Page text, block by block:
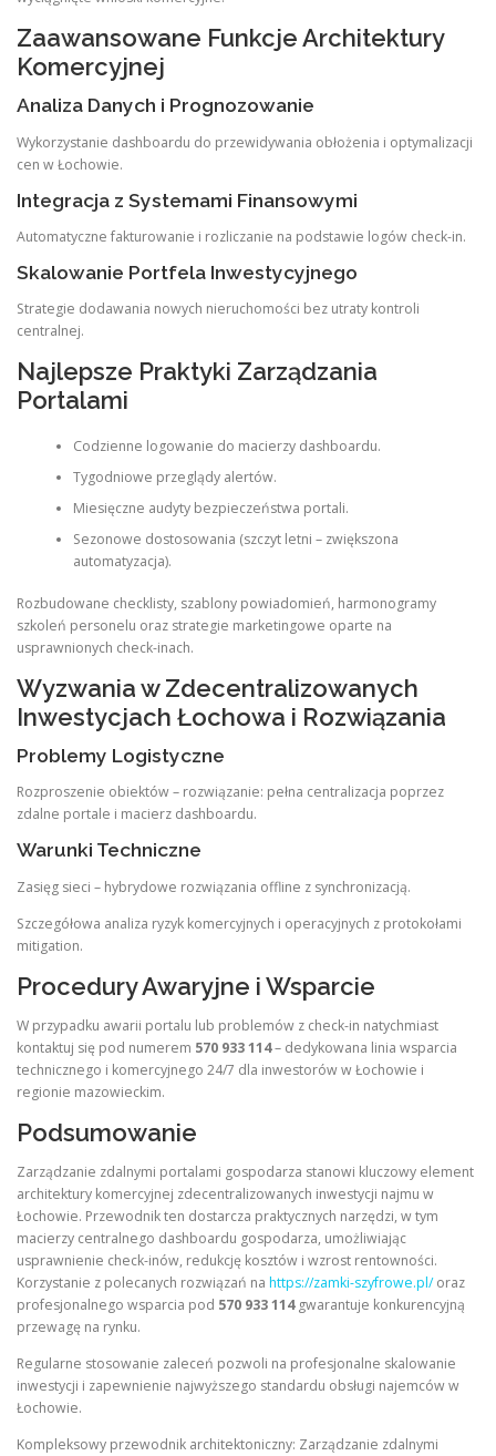
Zaawansowane Funkcje Architektury
Komercyjnej
Analiza Danych i Prognozowanie
Wykorzystanie dashboardu do przewidywania obłożenia i optymalizacji
cen w Łochowie.
Integracja z Systemami Finansowymi
Automatyczne fakturowanie i rozliczanie na podstawie logów check-in.
Skalowanie Portfela Inwestycyjnego
Strategie dodawania nowych nieruchomości bez utraty kontroli
centralnej.
Najlepsze Praktyki Zarządzania
Portalami
Codzienne logowanie do macierzy dashboardu.
Tygodniowe przeglądy alertów.
Miesięczne audyty bezpieczeństwa portali.
Sezonowe dostosowania (szczyt letni – zwiększona
automatyzacja).
Rozbudowane checklisty, szablony powiadomień, harmonogramy
szkoleń personelu oraz strategie marketingowe oparte na
usprawnionych check-inach.
Wyzwania w Zdecentralizowanych
Inwestycjach Łochowa i Rozwiązania
Problemy Logistyczne
Rozproszenie obiektów – rozwiązanie: pełna centralizacja poprzez
zdalne portale i macierz dashboardu.
Warunki Techniczne
Zasięg sieci – hybrydowe rozwiązania offline z synchronizacją.
Szczegółowa analiza ryzyk komercyjnych i operacyjnych z protokołami
mitigation.
Procedury Awaryjne i Wsparcie
W przypadku awarii portalu lub problemów z check-in natychmiast
kontaktuj się pod numerem 570 933 114– dedykowana linia wsparcia
technicznego i komercyjnego 24/7 dla inwestorów w Łochowie i
regionie mazowieckim.
Podsumowanie
Zarządzanie zdalnymi portalami gospodarza stanowi kluczowy element
architektury komercyjnej zdecentralizowanych inwestycji najmu w
Łochowie. Przewodnik ten dostarcza praktycznych narzędzi, w tym
macierzy centralnego dashboardu gospodarza, umożliwiając
usprawnienie check-inów, redukcję kosztów i wzrost rentowności.
Korzystanie z polecanych rozwiązań na https://zamki-szyfrowe.pl/oraz
profesjonalnego wsparcia pod 570 933 114gwarantuje konkurencyjną
przewagę na rynku.
Regularne stosowanie zaleceń pozwoli na profesjonalne skalowanie
inwestycji i zapewnienie najwyższego standardu obsługi najemców w
Łochowie.
Kompleksowy przewodnik architektoniczny: Zarządzanie zdalnymi